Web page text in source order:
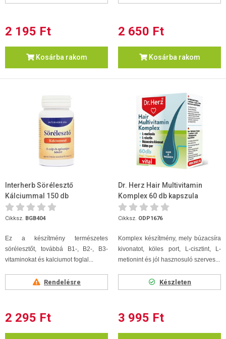
2 195 Ft
Kosárba rakom
2 650 Ft
Kosárba rakom
Interherb Sörélesztő
Kálciummal 150 db
Cikksz. BGB404
Ez a készítmény természetes
sörélesztőt, továbbá B1-, B2-, B3-
vitaminokat és kalciumot foglal...
Rendelésre
2 295 Ft
Dr. Herz Hair Multivitamin
Komplex 60 db kapszula
Cikksz. ODP1676
Komplex készítmény, mely búzacsíra
kivonatot, köles port, L-cisztint, L-
metionint és jól hasznosuló szerves...
Készleten
3 995 Ft